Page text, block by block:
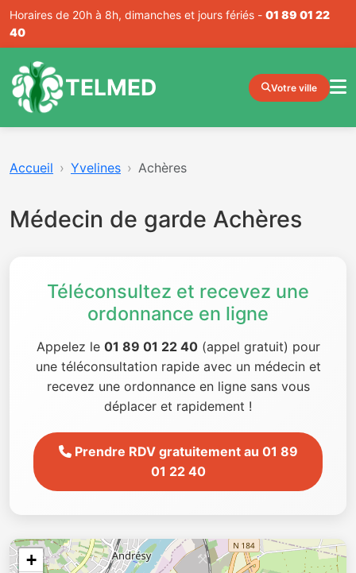
Horaires de 20h à 8h, dimanches et jours fériés - 01 89 01 22
40
TELMED Votre ville
Accueil Yvelines Achères
Médecin de garde Achères
Téléconsultez et recevez une
ordonnance en ligne
Appelez le 01 89 01 22 40(appel gratuit) pour
une téléconsultation rapide avec un médecin et
recevez une ordonnance en ligne sans vous
déplacer et rapidement !
Prendre RDV gratuitement au 01 89
01 22 40
+